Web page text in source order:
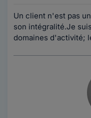
Un client n'est pas
son intégralité.Je
domaines d'activité;